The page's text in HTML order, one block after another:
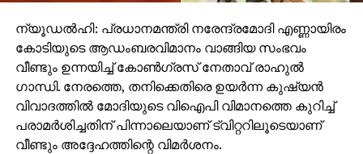
ന്യൂഡല്‍ഹി: പ്രധാനമന്ത്രി നരേന്ദ്രമോദി എണ്ണായിരം
കോടിയുടെ ആഡംബരവിമാനം വാങ്ങിയ സംഭവം
വീണ്ടും ഉന്നയിച്ച് കോണ്‍ഗ്രസ് നേതാവ് രാഹുല്‍
ഗാന്ധി. നേരത്തെ, തനിക്കെതിരെ ഉയര്‍ന്ന കുഷ്യന്‍
വിവാദത്തില്‍ മോദിയുടെ വിഐപി വിമാനത്തെ കുറിച്ച്
പരാമര്‍ശിച്ചതിന് പിന്നാലെയാണ് ട്വിറ്ററിലൂടെയാണ്
വീണ്ടും അദ്ദേഹത്തിന്റെ വിമര്‍ശനം.